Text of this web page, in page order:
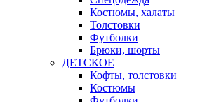
Костюмы, халаты
Толстовки
Футболки
Брюки, шорты
ДЕТСКОЕ
Кофты, толстовки
Костюмы